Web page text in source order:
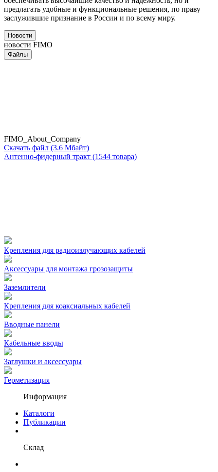
предлагать удобные и функциональные решения, по праву
заслужившие признание в России и по всему миру.
Новости
новости FIMO
Файлы
FIMO_About_Company
Скачать файл (3.6 Мбайт)
Антенно-фидерный тракт (1544 товара)
Крепления для радиоизлучающих кабелей
Аксессуары для монтажа грозозащиты
Заземлители
Крепления для коаксиальных кабелей
Вводные панели
Кабельные вводы
Заглушки и аксессуары
Герметизация
Информация
Каталоги
Публикации
Склад